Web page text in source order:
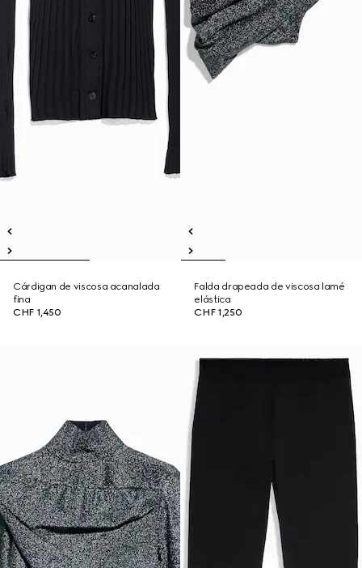
Cárdigan de viscosa acanalada
fina
CHF 1,450
Falda drapeada de viscosa lamé
elástica
CHF 1,250